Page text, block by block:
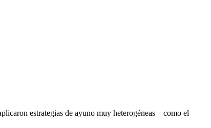
estrategias de ayuno muy heterogéneas – como el